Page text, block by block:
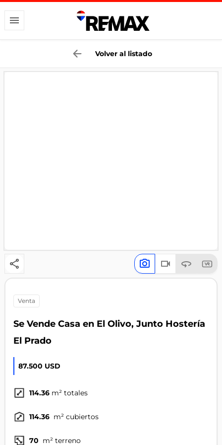
Volver al listado
venta
Se Vende Casa en El Olivo, Junto Hostería
El Prado
87.500 USD
114.36 m² totales
114.36 m² cubiertos
70 m² terreno